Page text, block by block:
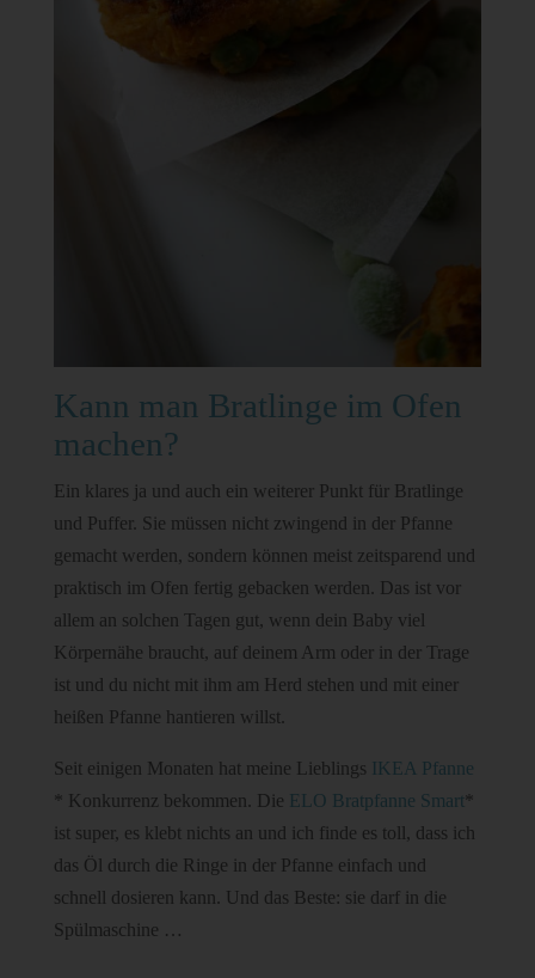
Kann man Bratlinge im Ofen
machen?
Ein klares ja und auch ein weiterer Punkt für Bratlinge
und Puffer. Sie müssen nicht zwingend in der Pfanne
gemacht werden, sondern können meist zeitsparend und
praktisch im Ofen fertig gebacken werden. Das ist vor
allem an solchen Tagen gut, wenn dein Baby viel
Körpernähe braucht, auf deinem Arm oder in der Trage
ist und du nicht mit ihm am Herd stehen und mit einer
heißen Pfanne hantieren willst.
Seit einigen Monaten hat meine Lieblings IKEA Pfanne
* Konkurrenz bekommen. Die ELO Bratpfanne Smart*
ist super, es klebt nichts an und ich finde es toll, dass ich
das Öl durch die Ringe in der Pfanne einfach und
schnell dosieren kann. Und das Beste: sie darf in die
Spülmaschine …